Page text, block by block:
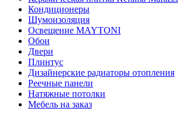
Кондиционеры
Шумоизоляция
Освещение MAYTONI
Обои
Двери
Плинтус
Дизайнерские радиаторы отопления
Реечные панели
Натяжные потолки
Мебель на заказ